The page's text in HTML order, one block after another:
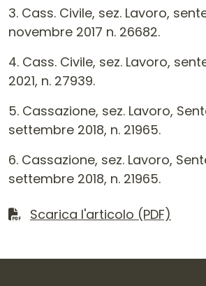
3. Cass. Civile, sez. Lavoro,
novembre 2017 n. 26682.
4. Cass. Civile, sez. Lavoro,
2021, n. 27939.
5. Cassazione, sez. Lavoro,
settembre 2018, n. 21965.
6. Cassazione, sez. Lavoro,
settembre 2018, n. 21965.
Scarica il file
Scarica l'articolo (PDF)